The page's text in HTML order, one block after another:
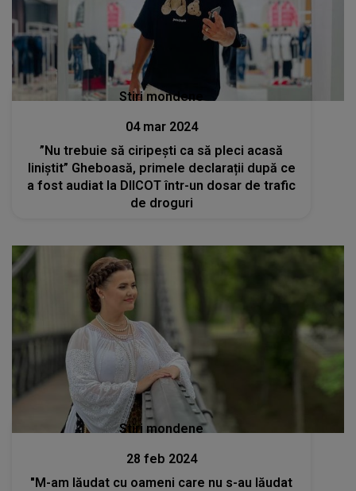
Stiri mondene
04 mar 2024
”Nu trebuie să ciripești ca să pleci acasă
liniștit” Gheboasă, primele declarații după ce
a fost audiat la DIICOT într-un dosar de trafic
de droguri
Stiri mondene
28 feb 2024
"M-am lăudat cu oameni care nu s-au lăudat